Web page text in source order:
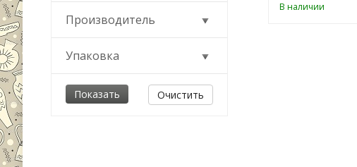
В наличии
Производитель
Упаковка
Очистить